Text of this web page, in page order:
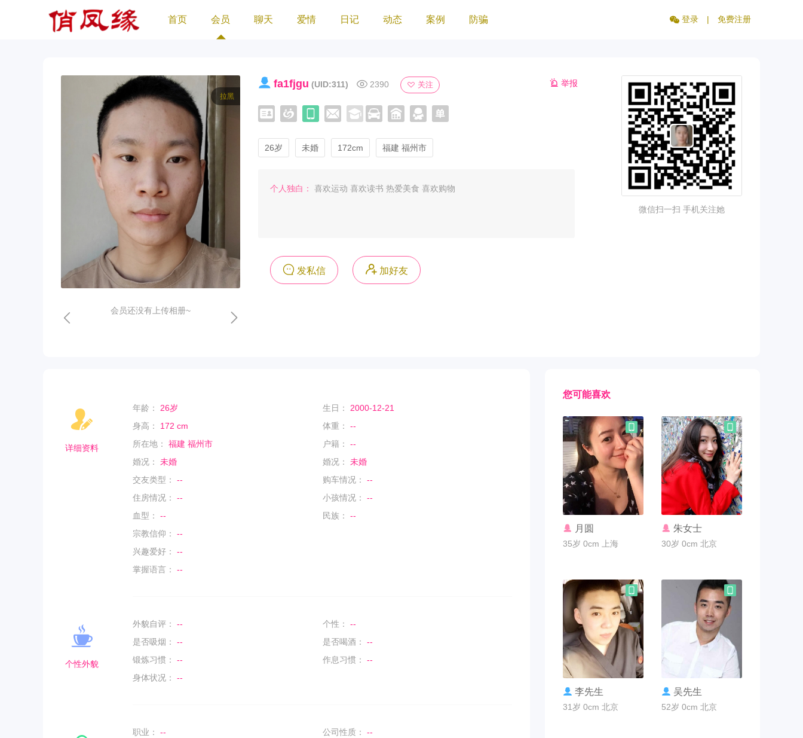
首页 会员 聊天 爱情 日记 动态 案例 防骗 登录 | 免费注册
拉黑
会员还没有上传相册~
fa1fjgu (UID:311) 2390 关注 举报
26岁 未婚 172cm 福建 福州市
个人独白： 喜欢运动 喜欢读书 热爱美食 喜欢购物
发私信 加好友
微信扫一扫 手机关注她
详细资料
年龄： 26岁 生日：
2000-12-21
身高：
172 cm 体重：
--
所在地：
福建 福州市 户籍：
--
婚况：
未婚 婚况：
未婚
交友类型：
-- 购车情况：
--
住房情况：
-- 小孩情况：
--
血型：
-- 民族：
--
宗教信仰：
--
兴趣爱好：
--
掌握语言：
--
个性外貌
外貌自评： -- 个性：
--
是否吸烟：
-- 是否喝酒：
--
锻炼习惯：
-- 作息习惯：
--
身体状况：
--
职业： -- 公司性质：
--
您可能喜欢
联系TA
月圆
35岁 0cm 上海
联系TA
朱女士
30岁 0cm 北京
联系TA
李先生
31岁 0cm 北京
联系TA
吴先生
52岁 0cm 北京